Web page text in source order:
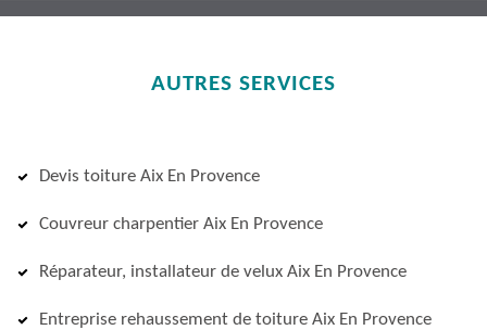
AUTRES SERVICES
Devis toiture Aix En Provence
Couvreur charpentier Aix En Provence
Réparateur, installateur de velux Aix En Provence
Entreprise rehaussement de toiture Aix En Provence